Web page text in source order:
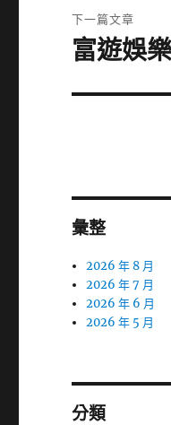
文
章:
下一篇文章
下
篇
富遊娛
彙整
2026 年 8 月
2026 年 7 月
2026 年 6 月
2026 年 5 月
分類